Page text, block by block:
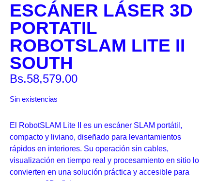
ESCÁNER LÁSER 3D
PORTATIL
ROBOTSLAM LITE II
SOUTH
Bs.58,579.00
Sin existencias
El RobotSLAM Lite II es un escáner SLAM portátil,
compacto y liviano, diseñado para levantamientos
rápidos en interiores. Su operación sin cables,
visualización en tiempo real y procesamiento en sitio lo
convierten en una solución práctica y accesible para